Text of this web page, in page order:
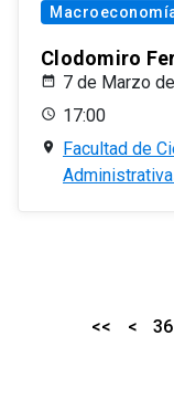
Clodomiro
7 de Marzo
17:00
Facultad de
<< < 36